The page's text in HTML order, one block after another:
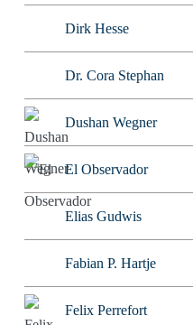
Dirk Hesse
Dr. Cora Stephan
Dushan Wegner
El Observador
Elias Gudwis
Fabian P. Hartje
Felix Perrefort